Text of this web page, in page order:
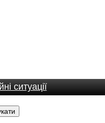
ситуації